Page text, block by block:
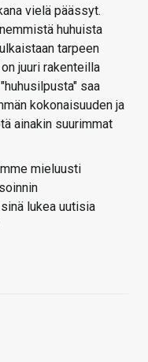
vielä päässyt.
huhuista
tarpeen
juuri rakenteilla
saa
kokonaisuuden ja
ainakin suurimmat
mieluusti
lukea uutisia